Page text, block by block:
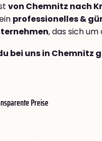
von Chemnitz nach
professionelles &
, das sich
bei uns in Chemnitz
Preise